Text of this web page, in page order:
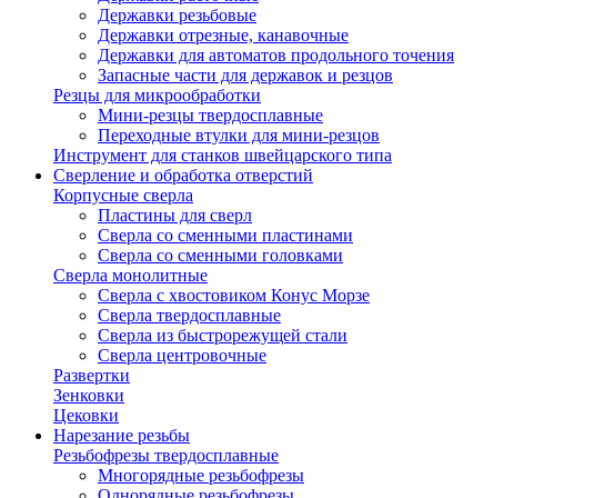
Державки резьбовые
Державки отрезные, канавочные
Державки для автоматов продольного точения
Запасные части для державок и резцов
Резцы для микрообработки
Мини-резцы твердосплавные
Переходные втулки для мини-резцов
Инструмент для станков швейцарского типа
Сверление и обработка отверстий
Корпусные сверла
Пластины для сверл
Сверла со сменными пластинами
Сверла со сменными головками
Сверла монолитные
Сверла с хвостовиком Конус Морзе
Сверла твердосплавные
Сверла из быстрорежущей стали
Сверла центровочные
Развертки
Зенковки
Цековки
Нарезание резьбы
Резьбофрезы твердосплавные
Многорядные резьбофрезы